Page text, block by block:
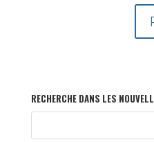
RECHERCHE DANS LES